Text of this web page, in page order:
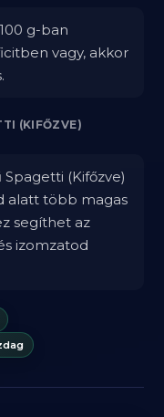
g-ban
vagy, akkor
(KIFŐZVE)
Spagetti (Kifőzve)
alatt több magas
segíthet az
izomzatod